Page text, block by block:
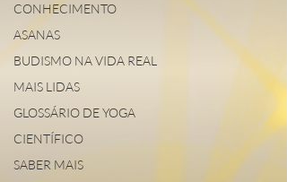
CONHECIMENTO
ASANAS
BUDISMO NA VIDA REAL
MAIS LIDAS
GLOSSÁRIO DE YOGA
CIENTÍFICO
SABER MAIS